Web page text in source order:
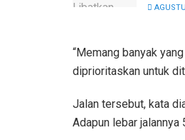
“Memang banyak
diprioritaskan untuk
Jalan tersebut, kata
Adapun lebar jalannya